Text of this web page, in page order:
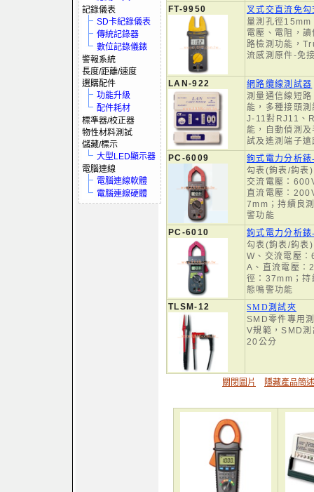
記錄儀表
SD卡紀錄儀表
傳統記錄器
數位記錄儀錶
警報系統
長度/距離/速度
選購配件
功能升級
配件耗材
標準器/校正器
物性材料測試
儲藏/標示
大型LED顯示器
電腦連線
電腦連線軟體
電腦連線硬體
FT-9950
叉式交直流免
量測孔徑
電壓、電阻，
路檢測功能，
流感測原件-免
LAN-922
網路纜線測試器
測量通信線短
能，多種接頭
J-11對RJ11、
能，自動偵測
試及遙測端子
PC-6009
鉤式電力分析
勾表(鉤表/鈎表
交流電壓：
直流電壓：
7mm；持續良
警功能
PC-6010
鉤式電力分析
勾表(鉤表/鈎表
W、交流電壓
A、直流電壓：
徑：37mm；持
態鳴警功能
TLSM-12
SMD測試夾
SMD零件專用
V規範，SMD
20公分
關閉圖片 隱藏產品簡述